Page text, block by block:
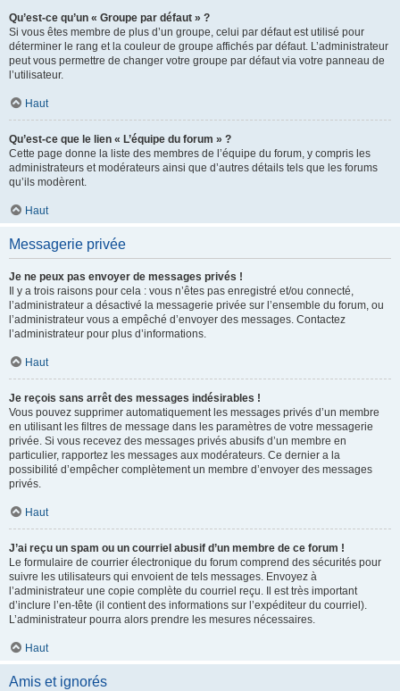
Qu’est-ce qu’un « Groupe par défaut » ?
Si vous êtes membre de plus d’un groupe, celui par défaut est utilisé pour
déterminer le rang et la couleur de groupe affichés par défaut. L’administrateur
peut vous permettre de changer votre groupe par défaut via votre panneau de
l’utilisateur.
Haut
Qu’est-ce que le lien « L’équipe du forum » ?
Cette page donne la liste des membres de l’équipe du forum, y compris les
administrateurs et modérateurs ainsi que d’autres détails tels que les forums
qu’ils modèrent.
Haut
Messagerie privée
Je ne peux pas envoyer de messages privés !
Il y a trois raisons pour cela : vous n’êtes pas enregistré et/ou connecté,
l’administrateur a désactivé la messagerie privée sur l’ensemble du forum, ou
l’administrateur vous a empêché d’envoyer des messages. Contactez
l’administrateur pour plus d’informations.
Haut
Je reçois sans arrêt des messages indésirables !
Vous pouvez supprimer automatiquement les messages privés d’un membre
en utilisant les filtres de message dans les paramètres de votre messagerie
privée. Si vous recevez des messages privés abusifs d’un membre en
particulier, rapportez les messages aux modérateurs. Ce dernier a la
possibilité d’empêcher complètement un membre d’envoyer des messages
privés.
Haut
J’ai reçu un spam ou un courriel abusif d’un membre de ce forum !
Le formulaire de courrier électronique du forum comprend des sécurités pour
suivre les utilisateurs qui envoient de tels messages. Envoyez à
l’administrateur une copie complète du courriel reçu. Il est très important
d’inclure l’en-tête (il contient des informations sur l’expéditeur du courriel).
L’administrateur pourra alors prendre les mesures nécessaires.
Haut
Amis et ignorés